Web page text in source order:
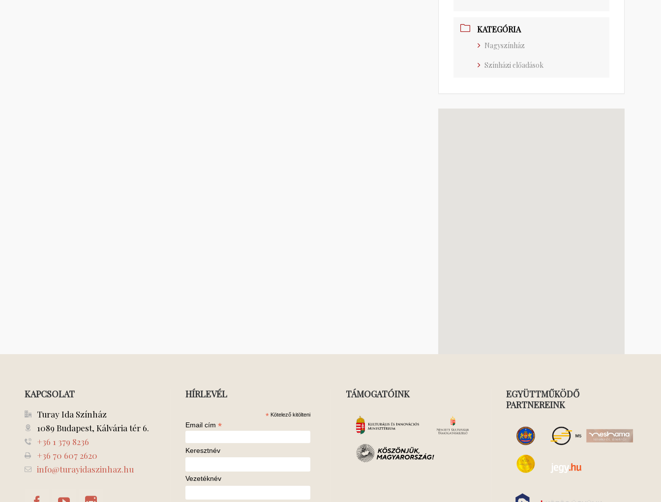
KATEGÓRIA
Nagyszínház
Színházi előadások
KAPCSOLAT
Turay Ida Színház
1089 Budapest, Kálvária tér 6.
+36 1 379 8236
+36 70 607 2620
info@turayidaszinhaz.hu
HÍRLEVÉL
* Kötelező kitölteni
Email cím *
Keresztnév
Vezetéknév
TÁMOGATÓINK
EGYÜTTMŰKÖDŐ
PARTNEREINK